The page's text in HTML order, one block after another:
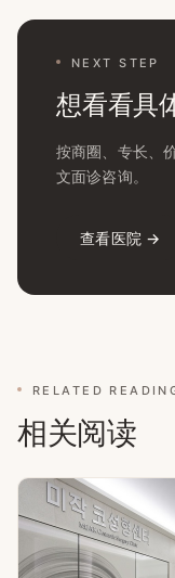
NEXT STEP
想看看具
按商圈、专长、
文面诊咨询。
查看医院 →
RELATED
相关阅读